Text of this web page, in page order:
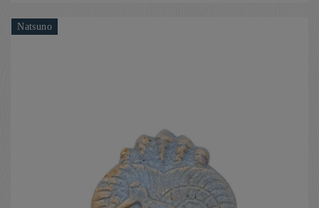
Natsuno